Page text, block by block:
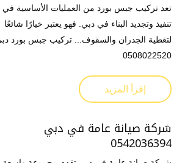
تعد تركيب جبس بورد من العمليات الأساسية في
تنفيذ وتجديد البناء في دبي. فهو يعتبر خيارًا شائعًا
لتغطية الجدران والسقوف... تركيب جبس بورد
0508022520
إقرأ المزيد
شركة صيانة عامة في دبي
0542036394